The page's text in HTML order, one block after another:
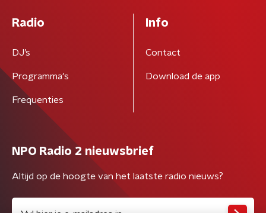
Radio
DJ’s
Programma's
Frequenties
Info
Contact
Download de app
NPO Radio 2 nieuwsbrief
Altijd op de hoogte van het laatste radio nieuws?